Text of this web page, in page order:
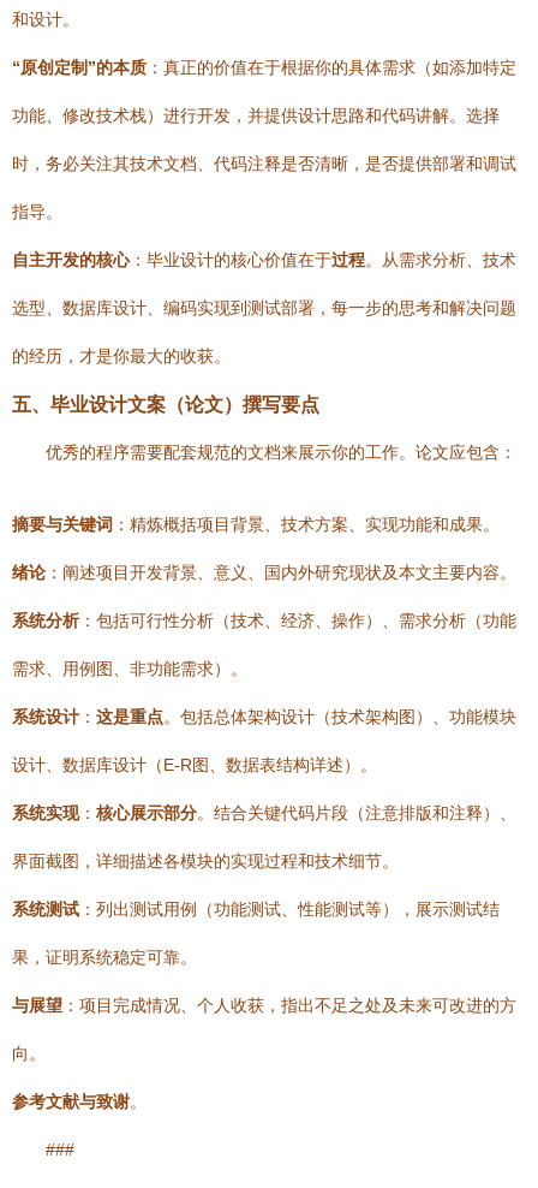
和设计。
“原创定制”的本质 ：真正的价值在于根据你的具体需求（如添加特定
功能、修改技术栈）进行开发，并提供设计思路和代码讲解。选择
时，务必关注其技术文档、代码注释是否清晰，是否提供部署和调试
指导。
自主开发的核心：毕业设计的核心价值在于过程。从需求分析、技术
选型、数据库设计、编码实现到测试部署，每一步的思考和解决问题
的经历，才是你最大的收获。
五、毕业设计文案（论文）撰写要点
优秀的程序需要配套规范的文档来展示你的工作。论文应包含：
摘要与关键词 ：精炼概括项目背景、技术方案、实现功能和成果。
绪论 ：阐述项目开发背景、意义、国内外研究现状及本文主要内容。
系统分析：包括可行性分析（技术、经济、操作）、需求分析（功能
需求、用例图、非功能需求）。
系统设计 ： 这是重点。包括总体架构设计（技术架构图）、功能模块
设计、数据库设计（E-R图、数据表结构详述）。
系统实现： 核心展示部分。结合关键代码片段（注意排版和注释）、
界面截图，详细描述各模块的实现过程和技术细节。
系统测试 ：列出测试用例（功能测试、性能测试等），展示测试结
果，证明系统稳定可靠。
与展望 ：项目完成情况、个人收获，指出不足之处及未来可改进的方
向。
参考文献与致谢。
###